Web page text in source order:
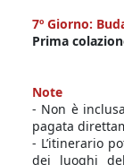
7º Giorno:
Prima
Note
- Non è
pagata
- L’itinerario
dei luoghi